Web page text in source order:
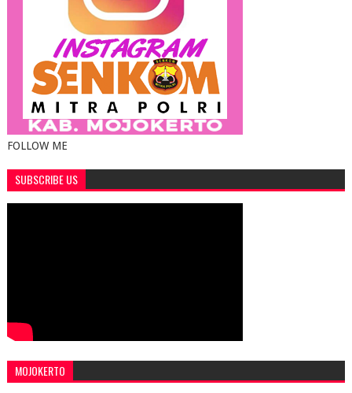
FOLLOW ME
SUBSCRIBE US
MOJOKERTO